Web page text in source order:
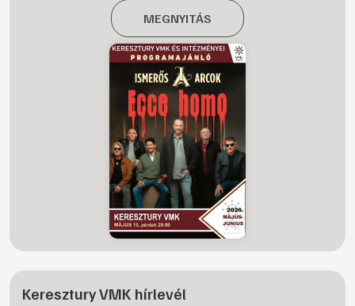
MEGNYITÁS
Keresztury VMK hírlevél